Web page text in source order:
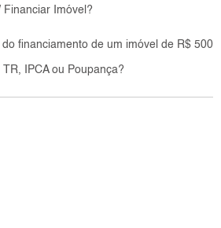
Financiar Imóvel?
financiamento de um imóvel de R$ 500
IPCA ou Poupança?